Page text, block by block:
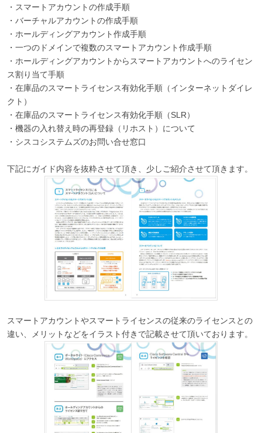
・スマートアカウントの作成手順
・バーチャルアカウントの作成手順
・ホールディングアカウント作成手順
・一つのドメインで複数のスマートアカウント作成手順
・ホールディングアカウントからスマートアカウントへのライセン
ス割り当て手順
・在庫品のスマートライセンス有効化手順（インターネットダイレ
クト）
・在庫品のスマートライセンス有効化手順（SLR）
・機器の入れ替え時の再登録（リホスト）について
・シスコシステムズのお問い合せ窓口
下記にガイド内容を抜粋させて頂き、少しご紹介させて頂きます。
スマートアカウントやスマートライセンスの従来のライセンスとの
違い、メリットなどをイラスト付きで記載させて頂いております。